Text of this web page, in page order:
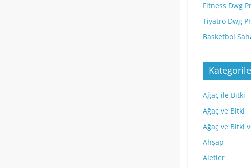
Fitness Dwg
Tiyatro Dwg
Basketbol
Ağaç ile Bitki
Ağaç ve Bitki
Ağaç ve Bitki
Ahşap
Aletler